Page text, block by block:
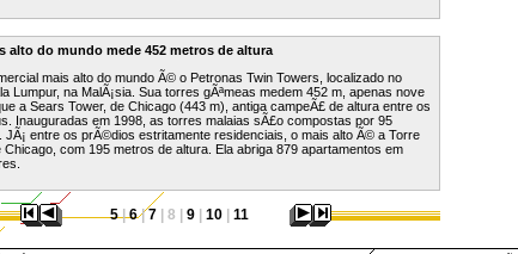
alto do mundo mede 452 metros de altura
mais alto do mundo Ã© o Petronas Twin Towers, localizado no
Lumpur, na MalÃ¡sia. Sua torres gÃªmeas medem 452 m, apenas nove
a Sears Tower, de Chicago (443 m), antiga campeÃ£ de altura entre os
Inauguradas em 1998, as torres malaias sÃ£o compostas por 95
JÃ¡ entre os prÃ©dios estritamente residenciais, o mais alto Ã© a Torre
Chicago, com 195 metros de altura. Ela abriga 879 apartamentos em
5|6|7 | 8 | 9 10 11